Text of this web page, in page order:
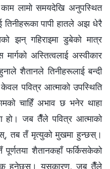
काम लामो समयदेखि अनुपस्थित
तिनीहरूका पापी हातले अझ धेरै
झन् गहिराइमा डुबेको मात्र
अस्तित्वलाई अस्वीकार
शैतानले तिनीहरूलाई बन्दी
पवित्र आत्माको उपस्थिति
चाहिँ अभाव छ भनेर थाहा
हो। जब तैँले पवित्र आत्माको
तब तँ मृत्युको मुखमा हुन्छस्।
पूर्णतया शैतानकहाँ फर्किसकेको
हुनेछस्। यसकारण, जब तैँले